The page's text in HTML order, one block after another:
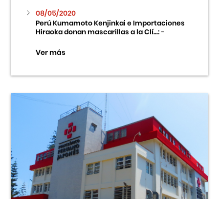
08/05/2020
Perú Kumamoto Kenjinkai e Importaciones
Hiraoka donan mascarillas a la Clí...:-
Ver más